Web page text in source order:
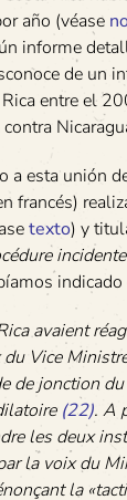
año (véase
informe
de un
entre el
a esta unión
francés)
texto) y
indicado
avaient
Vice
de jonction
(22). A
les deux
la voix du
la